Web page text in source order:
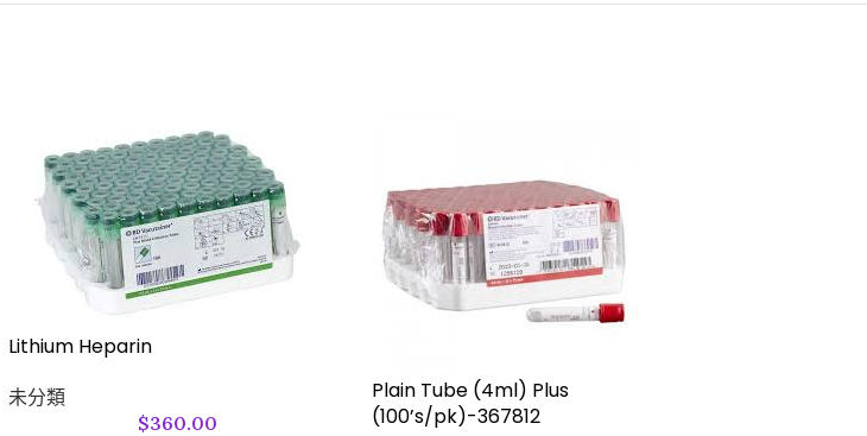
Lithium Heparin
未分類
$360.00
Plain Tube (4ml) Plus
(100’s/pk)-367812